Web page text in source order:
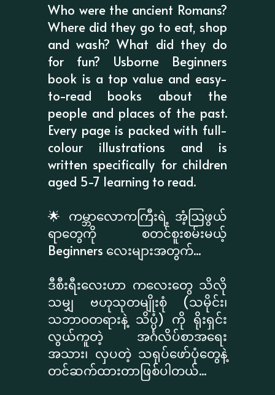
Who were the ancient Romans?
Where did they go to eat, shop
and wash? What did they do
for fun? Usborne Beginners
book is a top value and easy-
to-read books about the
people and places of the past.
Every page is packed with full-
colour illustrations and is
written specifically for children
aged 5-7 learning to read.
🌟 ကမ္ဘာလောကကြီးရဲ့ အံ့ဩဖွယ်
ရာတွေကို စတင်စူးစမ်းမယ့်
Beginners လေးများအတွက်...
ဒီစီးရီးလေးဟာ ကလေးတွေ သိလို
သမျှ ဗဟုသုတမျိုးစုံ (သမိုင်း၊
သဘာဝတရားနဲ့ သိပ္ပံ) ကို ရိုးရှင်း
လွယ်ကူတဲ့ အင်္ဂလိပ်စာအရေး
အသား၊ လှပတဲ့ သရုပ်ဖော်ပုံတွေနဲ့
တင်ဆက်ထားတာဖြစ်ပါတယ်...